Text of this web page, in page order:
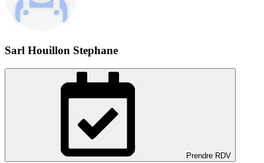
Sarl Houillon Stephane
Prendre RDV